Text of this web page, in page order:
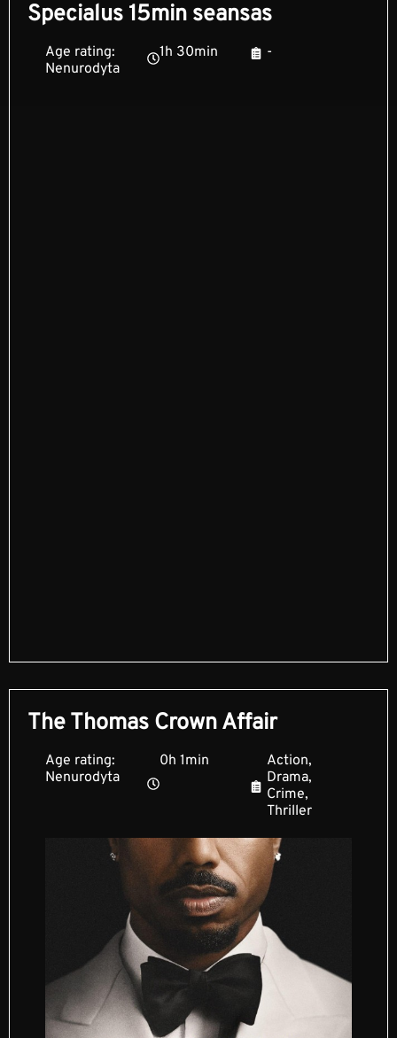
Specialus 15min seansas
Age rating:
Nenurodyta
1h 30min -
The Thomas Crown Affair
Age rating:
Nenurodyta
0h 1min
Action,
Drama,
Crime,
Thriller